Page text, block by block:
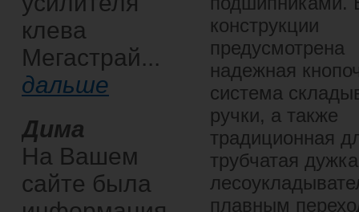
клева
Мегастрай...
дальше
Дима
На Вашем
сайте была
конструкции
предусмотрена
надежная
система
ручки, а также
традиционная
трубчатая дужка
плавным